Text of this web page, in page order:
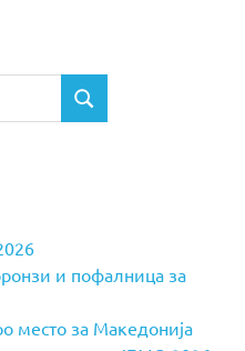
SEARCH
и пофалница за
место за Македонија